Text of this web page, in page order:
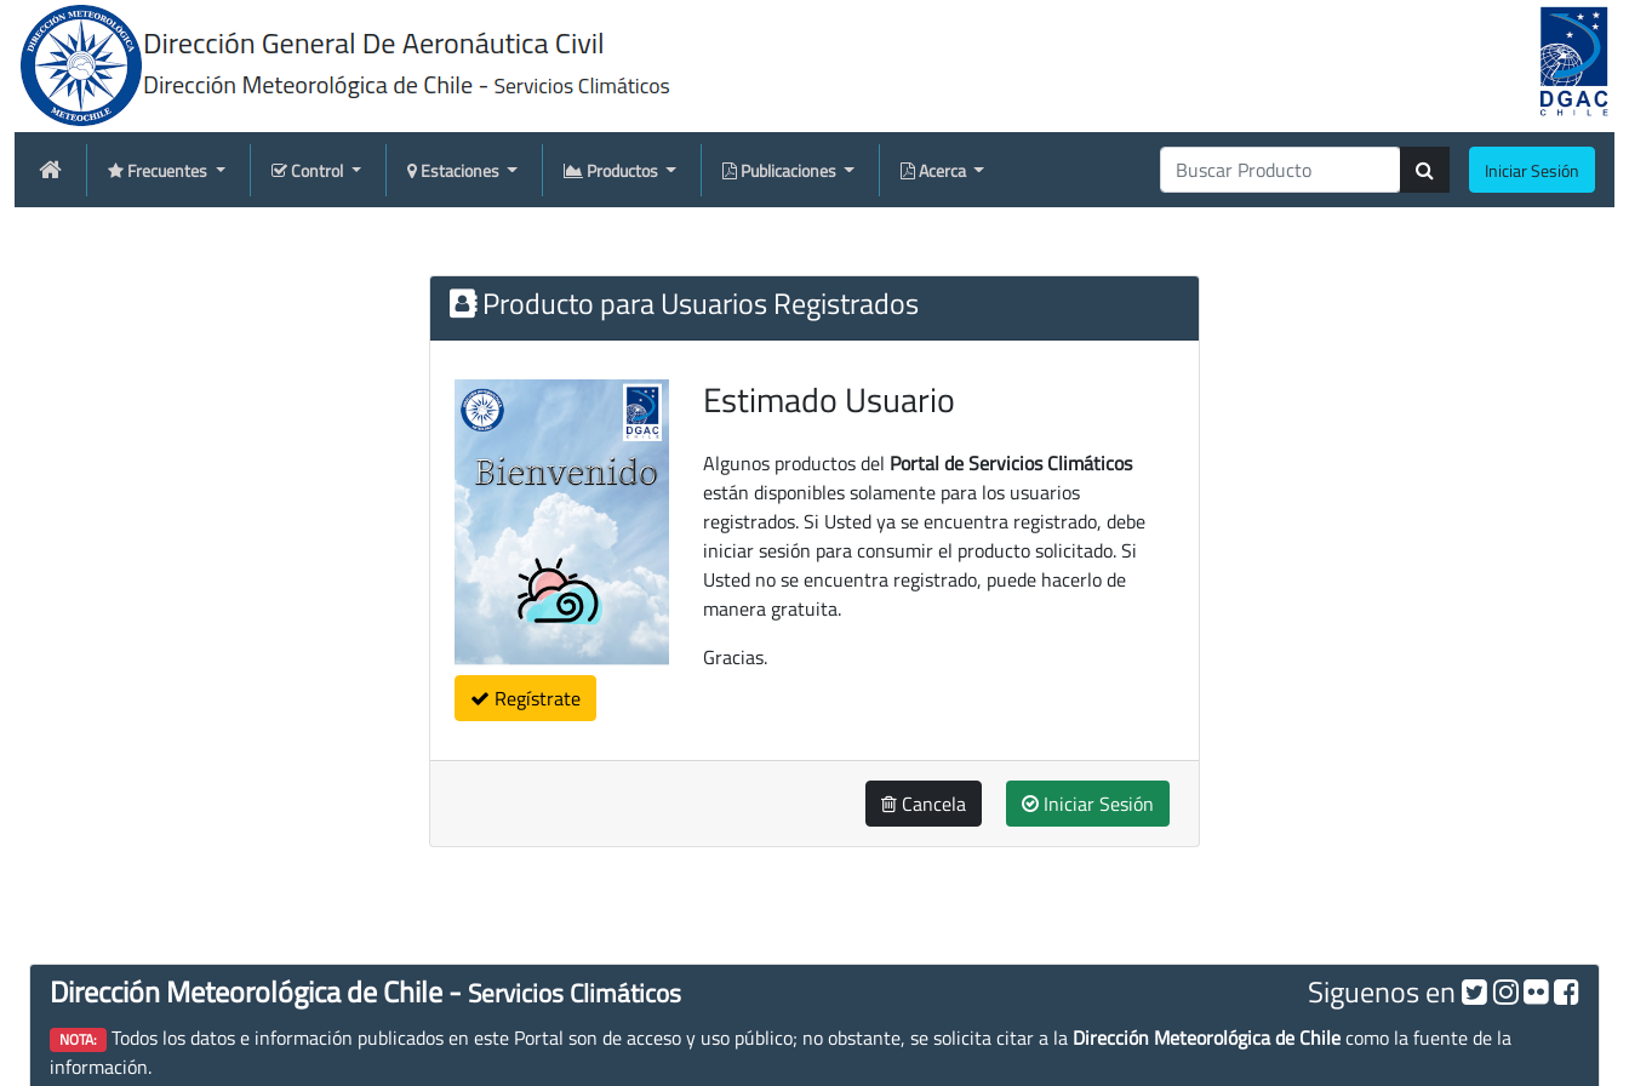
Frecuentes Control Estaciones Productos Publicaciones Acerca Iniciar Sesión
Producto para Usuarios Registrados
Regístrate
Estimado Usuario
Algunos productos del Portal de Servicios Climáticos
están disponibles solamente para los usuarios
registrados. Si Usted ya se encuentra registrado, debe
iniciar sesión para consumir el producto solicitado. Si
Usted no se encuentra registrado, puede hacerlo de
manera gratuita.
Gracias.
Cancela Iniciar Sesión
Dirección Meteorológica de Chile - Servicios Climáticos Siguenos en
NOTA: Todos los datos e información publicados en este Portal son de acceso y uso público; no obstante, se solicita citar a la Dirección Meteorológica de Chilecomo la fuente de la
información.